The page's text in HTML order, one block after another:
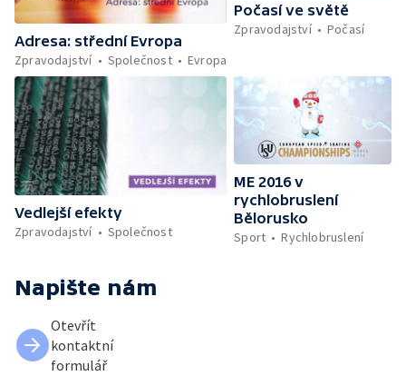
Adresa: střední Evropa
Zpravodajství
Společnost Evropa
Počasí ve světě
Zpravodajství
Počasí
Vedlejší efekty
Zpravodajství
Společnost
ME 2016 v
rychlobruslení
Bělorusko
Sport
Rychlobruslení
Napište nám
Otevřít
kontaktní
formulář